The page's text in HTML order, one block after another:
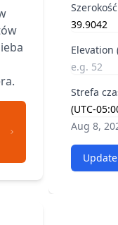
Szerokość
Elevation
Strefa
Aug 8,